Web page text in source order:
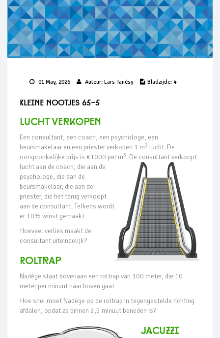
01 May, 2026 Auteur: Lars Tanésy Bladzijde: 4
Kleine nootjes 65-5
LuCht verkopen
Een consultant, een coach, een psychologe, een
beursmakelaar en een priester verkopen 1 m3 lucht. De
oorspronkelijke prijs is €1000 perm3. De consultant verkoopt
lucht aan de coach, die aan de
psychologe, die aan de
beursmakelaar, die aan de
priester, die het terug verkoopt
aan de consultant. Telkens wordt
er 10% winst gemaakt.
Hoeveel verlies maakt de
consultant uiteindelijk?
Roltrap
Nadège staat bovenaan een roltrap van 100 meter, die 10
meter per minuut naar boven gaat.
Hoe snel moet Nadège op de roltrap in tegengestelde richting
afdalen, opdat ze binnen 2,5 minuut beneden is?
JaCuzzi